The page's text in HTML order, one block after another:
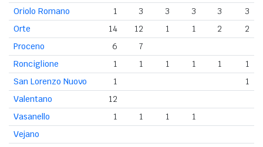
Oriolo Romano
1 3 3 3 3
3
Orte
14 12 1 1 2
2
Proceno
6
7
Ronciglione
1 1 1 1 1
1
San Lorenzo Nuovo
1
1
Valentano
12
Vasanello
1 1 1
1
Vejano